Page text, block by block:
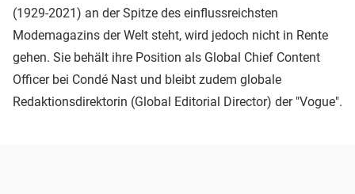
(1929-2021) an der Spitze des einflussreichsten
Modemagazins der Welt steht, wird jedoch nicht in Rente
gehen. Sie behält ihre Position als Global Chief Content
Officer bei Condé Nast und bleibt zudem globale
Redaktionsdirektorin (Global Editorial Director) der "Vogue".